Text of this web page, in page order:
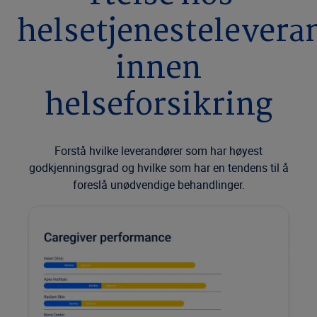
innen
helseforsikring
Forstå hvilke leverandører som har høyest
godkjenningsgrad og hvilke som har en tendens til å
foreslå unødvendige behandlinger.